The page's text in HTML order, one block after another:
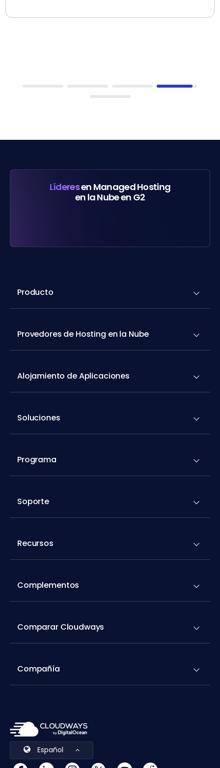
Líderesen Managed Hosting
en la Nube en G2
Producto
Provedores de Hosting en la Nube
Alojamiento de Aplicaciones
Soluciones
Programa
Soporte
Recursos
Complementos
Comparar Cloudways
Compañía
Español